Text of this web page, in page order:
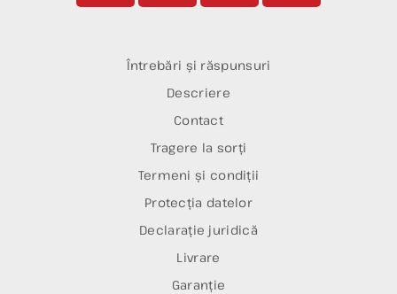
Întrebări și răspunsuri
Descriere
Contact
Tragere la sorți
Termeni și condiții
Protecția datelor
Declarație juridică
Livrare
Garanție